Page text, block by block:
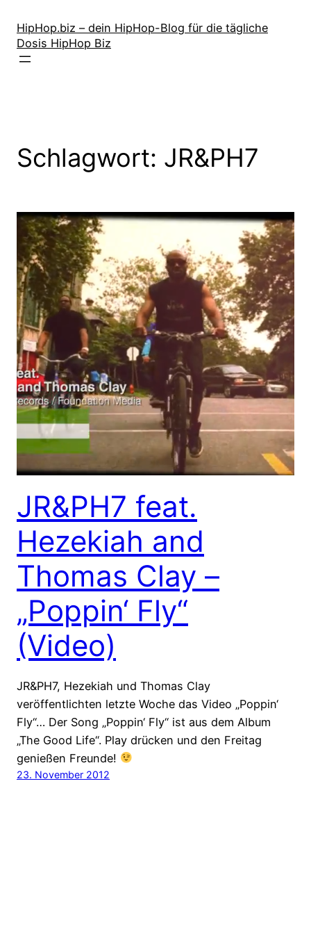
Inhalt
springen
HipHop.biz – dein HipHop-Blog für die tägliche
Dosis HipHop Biz
Schlagwort: JR&PH7
JR&PH7 feat.
Hezekiah and
Thomas Clay –
„Poppin‘ Fly“
(Video)
JR&PH7, Hezekiah und Thomas Clay
veröffentlichten letzte Woche das Video „Poppin‘
Fly“… Der Song „Poppin‘ Fly“ ist aus dem Album
„The Good Life“. Play drücken und den Freitag
genießen Freunde!
23. November 2012